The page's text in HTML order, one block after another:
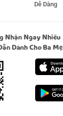
Dễ Dàng
Nhận Ngay Nhiều
Dành Cho Ba Mẹ